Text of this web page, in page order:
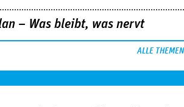
– Was bleibt, was nervt
ALLE THEMEN